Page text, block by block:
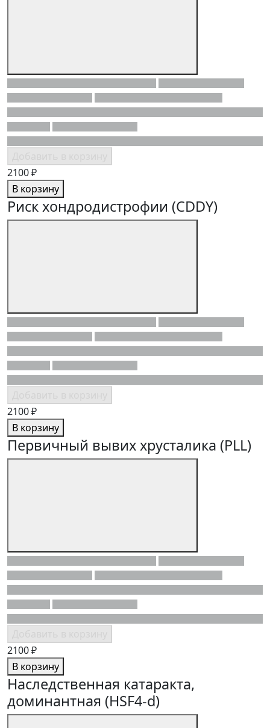
2100 ₽
В корзину
Риск хондродистрофии (CDDY)
2100 ₽
В корзину
Первичный вывих хрусталика (PLL)
2100 ₽
В корзину
Наследственная катаракта,
доминантная (HSF4-d)